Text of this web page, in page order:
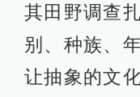
其田野调查
别、种族、
让抽象的文